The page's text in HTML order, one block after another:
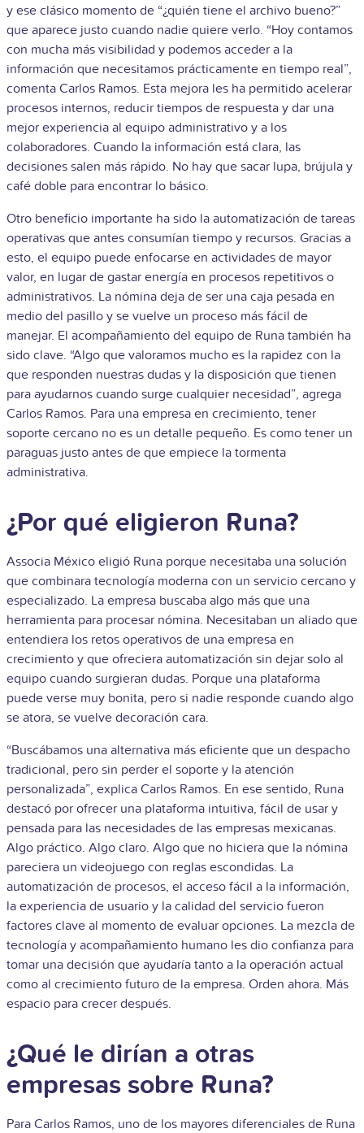
y ese clásico momento de “¿quién tiene el archivo bueno?”
que aparece justo cuando nadie quiere verlo. “Hoy contamos
con mucha más visibilidad y podemos acceder a la
información que necesitamos prácticamente en tiempo real”,
comenta Carlos Ramos. Esta mejora les ha permitido acelerar
procesos internos, reducir tiempos de respuesta y dar una
mejor experiencia al equipo administrativo y a los
colaboradores. Cuando la información está clara, las
decisiones salen más rápido. No hay que sacar lupa, brújula y
café doble para encontrar lo básico.
Otro beneficio importante ha sido la automatización de tareas
operativas que antes consumían tiempo y recursos. Gracias a
esto, el equipo puede enfocarse en actividades de mayor
valor, en lugar de gastar energía en procesos repetitivos o
administrativos. La nómina deja de ser una caja pesada en
medio del pasillo y se vuelve un proceso más fácil de
manejar. El acompañamiento del equipo de Runa también ha
sido clave. “Algo que valoramos mucho es la rapidez con la
que responden nuestras dudas y la disposición que tienen
para ayudarnos cuando surge cualquier necesidad”, agrega
Carlos Ramos. Para una empresa en crecimiento, tener
soporte cercano no es un detalle pequeño. Es como tener un
paraguas justo antes de que empiece la tormenta
administrativa.
¿Por qué eligieron Runa?
Associa México eligió Runa porque necesitaba una solución
que combinara tecnología moderna con un servicio cercano y
especializado. La empresa buscaba algo más que una
herramienta para procesar nómina. Necesitaban un aliado que
entendiera los retos operativos de una empresa en
crecimiento y que ofreciera automatización sin dejar solo al
equipo cuando surgieran dudas. Porque una plataforma
puede verse muy bonita, pero si nadie responde cuando algo
se atora, se vuelve decoración cara.
“Buscábamos una alternativa más eficiente que un despacho
tradicional, pero sin perder el soporte y la atención
personalizada”, explica Carlos Ramos. En ese sentido, Runa
destacó por ofrecer una plataforma intuitiva, fácil de usar y
pensada para las necesidades de las empresas mexicanas.
Algo práctico. Algo claro. Algo que no hiciera que la nómina
pareciera un videojuego con reglas escondidas. La
automatización de procesos, el acceso fácil a la información,
la experiencia de usuario y la calidad del servicio fueron
factores clave al momento de evaluar opciones. La mezcla de
tecnología y acompañamiento humano les dio confianza para
tomar una decisión que ayudaría tanto a la operación actual
como al crecimiento futuro de la empresa. Orden ahora. Más
espacio para crecer después.
¿Qué le dirían a otras
empresas sobre Runa?
Para Carlos Ramos, uno de los mayores diferenciales de Runa